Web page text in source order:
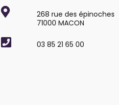
268 rue des épinoches
71000 MACON
03 85 21 65 00